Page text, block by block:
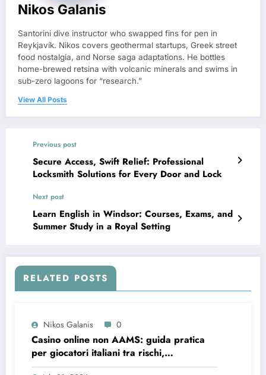
Nikos Galanis
Santorini dive instructor who swapped fins for pen in
Reykjavík. Nikos covers geothermal startups, Greek street
food nostalgia, and Norse saga adaptations. He bottles
home-brewed retsina with volcanic minerals and swims in
sub-zero lagoons for “research.”
View All Posts
Previous post
Secure Access, Swift Relief: Professional
Locksmith Solutions for Every Door and Lock
Next post
Learn English in Windsor: Courses, Exams, and
Summer Study in a Royal Setting
RELATED POSTS
Nikos Galanis 0
Casino online non AAMS: guida pratica
per giocatori italiani tra rischi,
opportunità e verifiche